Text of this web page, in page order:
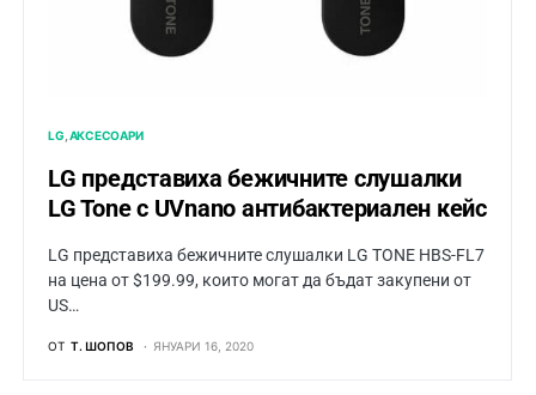
LG АКСЕСОАРИ
LG представиха бежичните слушалки
LG Tone с UVnano антибактериален кейс
LG представиха бежичните слушалки LG TONE HBS-FL7
на цена от $199.99, които могат да бъдат закупени от
US…
ОТ Т. ШОПОВ ЯНУАРИ 16, 2020